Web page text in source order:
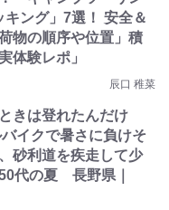
ング」7選！ 安全＆
物の順序や位置」積
体験レポ」
辰口 稚菜
きは登れたんだけ
イクで暑さに負けそ
砂利道を疾走して少
代の夏 長野県｜